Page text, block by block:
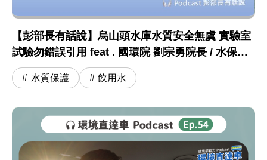
【彭部長有話說】烏山頭水庫水質安全無虞 實驗室
試驗勿錯誤引用 feat . 國環院 劉宗勇院長 / 水保司
王嶽斌司長
水質保護 飲用水